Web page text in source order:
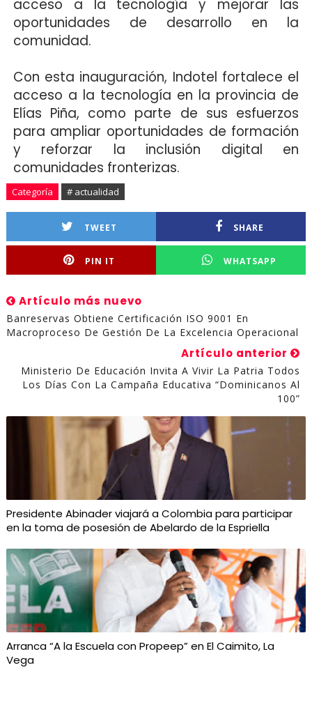
acceso a la tecnología y mejorar las
oportunidades de desarrollo en la
comunidad.
Con esta inauguración, Indotel fortalece el
acceso a la tecnología en la provincia de
Elías Piña, como parte de sus esfuerzos
para ampliar oportunidades de formación
y reforzar la inclusión digital en
comunidades fronterizas.
Categoría # actualidad
TWEET SHARE
PIN IT WHATSAPP
Artículo más nuevo
Banreservas Obtiene Certificación ISO 9001 En
Macroproceso De Gestión De La Excelencia Operacional
Artículo anterior
Ministerio De Educación Invita A Vivir La Patria Todos
Los Días Con La Campaña Educativa “Dominicanos Al
100”
Presidente Abinader viajará a Colombia para participar
en la toma de posesión de Abelardo de la Espriella
Arranca “A la Escuela con Propeep” en El Caimito, La
Vega